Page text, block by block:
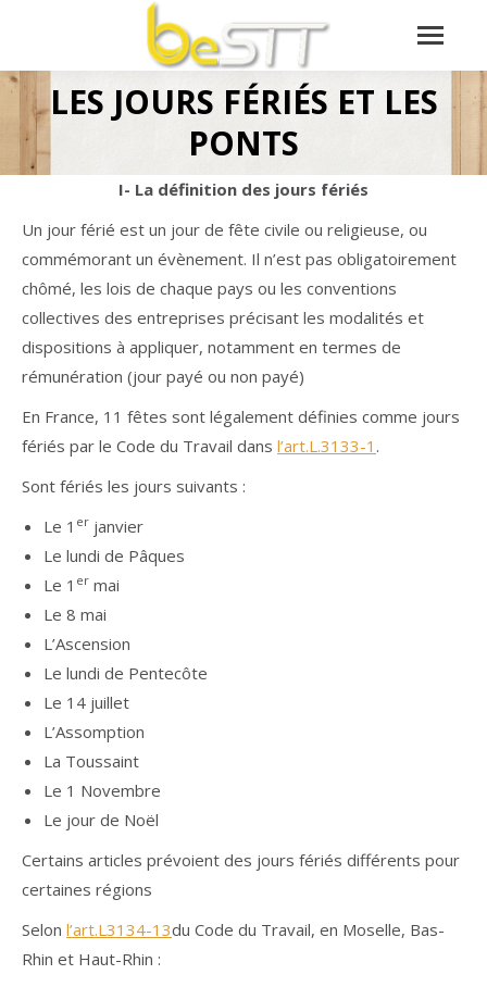
LES JOURS FÉRIÉS ET LES
PONTS
I- La définition des jours fériés
Un jour férié est un jour de fête civile ou religieuse, ou
commémorant un évènement. Il n’est pas obligatoirement
chômé, les lois de chaque pays ou les conventions
collectives des entreprises précisant les modalités et
dispositions à appliquer, notamment en termes de
rémunération (jour payé ou non payé)
En France, 11 fêtes sont légalement définies comme jours
fériés par le Code du Travail dans l’art.L.3133-1 .
Sont fériés les jours suivants :
Le 1 er janvier
Le lundi de Pâques
Le 1 er mai
Le 8 mai
L’Ascension
Le lundi de Pentecôte
Le 14 juillet
L’Assomption
La Toussaint
Le 1 Novembre
Le jour de Noël
Certains articles prévoient des jours fériés différents pour
certaines régions
Selon l’art.L3134-13du Code du Travail, en Moselle, Bas-
Rhin et Haut-Rhin :